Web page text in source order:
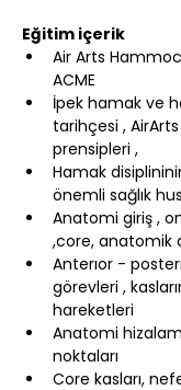
Eğitim içerik
Air Arts
ACME
İpek hamak ve
tarihçesi ,
prensipleri ,
Hamak
önemli sağlık
Anatomi giriş ,
,core, anatomik
Anterıor -
görevleri ,
hareketleri
Anatomi
noktaları
Core kasları,